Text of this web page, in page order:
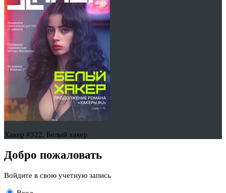
Хакер #322. Белый хакер
Добро пожаловать
Войдите в свою учетную запись